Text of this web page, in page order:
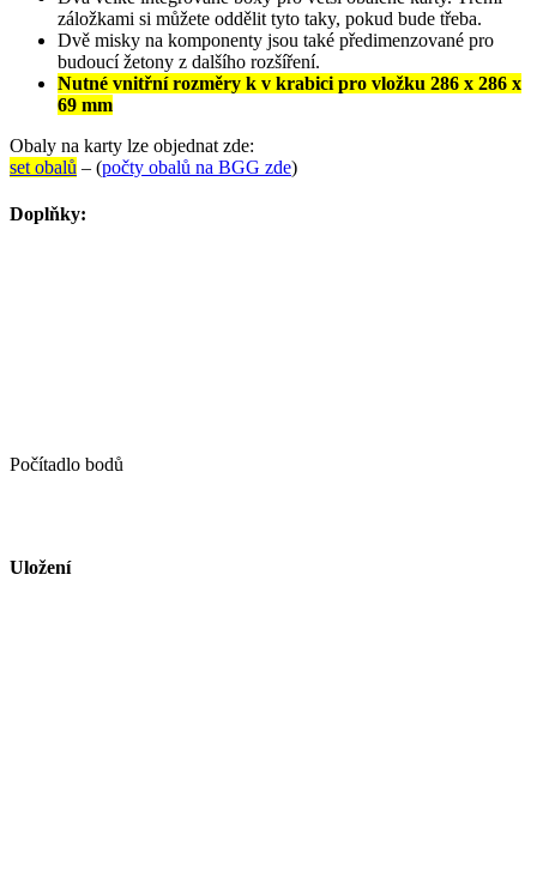
záložkami si můžete oddělit tyto taky, pokud bude třeba.
Dvě misky na komponenty jsou také předimenzované pro
budoucí žetony z dalšího rozšíření.
Nutné vnitřní rozměry k v krabici pro vložku 286 x 286 x
69 mm
Obaly na karty lze objednat zde:
set obalů – (počty obalů na BGG zde)
Doplňky:
Počítadlo bodů
Uložení